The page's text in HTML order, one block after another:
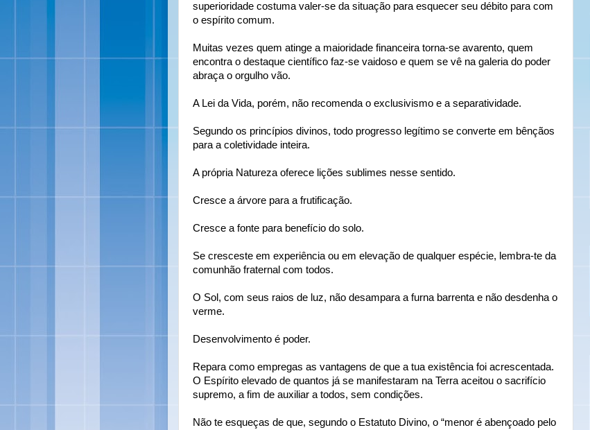
superioridade costuma valer-se da situação para esquecer seu débito para com
o espírito comum.
Muitas vezes quem atinge a maioridade financeira torna-se avarento, quem
encontra o destaque científico faz-se vaidoso e quem se vê na galeria do poder
abraça o orgulho vão.
A Lei da Vida, porém, não recomenda o exclusivismo e a separatividade.
Segundo os princípios divinos, todo progresso legítimo se converte em bênçãos
para a coletividade inteira.
A própria Natureza oferece lições sublimes nesse sentido.
Cresce a árvore para a frutificação.
Cresce a fonte para benefício do solo.
Se cresceste em experiência ou em elevação de qualquer espécie, lembra-te da
comunhão fraternal com todos.
O Sol, com seus raios de luz, não desampara a furna barrenta e não desdenha o
verme.
Desenvolvimento é poder.
Repara como empregas as vantagens de que a tua existência foi acrescentada.
O Espírito elevado de quantos já se manifestaram na Terra aceitou o sacrifício
supremo, a fim de auxiliar a todos, sem condições.
Não te esqueças de que, segundo o Estatuto Divino, o “menor é abençoado pelo